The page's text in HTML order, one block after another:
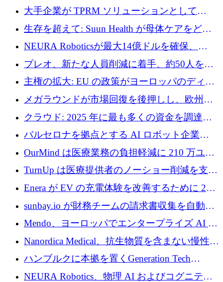
ドルを調達
大手企業が TPRM ソリューションとして
Vanta を選択する理由
生存を超えて: Suun Health が母体ケアをどの
ように再考しているか
NEURA Roboticsが最大14億ドルを確保、
Bending Spoonsが米国IPOを申請、英国首相が
4億ポンドのチップ計画を発表
プレオ、新たな人員削減に着手、約50人を解
雇
主権の拡大: EU の政策がヨーロッパのディー
プテック戦略をどのように再構築しているか
メガラウンドが市場回復を後押しし、欧州の
ハイテク資金調達は5月に105億ユーロに回復
クラウド: 2025 年に最も多くの資金を調達し
た 10 社
バルセロナを拠点とする AI ロボット企業
Theker が 8,500 万ドルを調達
OurMind は医療業務の負担軽減に 210 万ユー
ロを寄付
TurnUp は医療提供者のノーショー削減を支援
するために 200 万ユーロを調達
Enera が EV の充電体験を改善するために 200
万ドルを調達
sunbay.io が財務チームの請求書収集を自動化
するために 55 万ユーロを調達
Mendo、ヨーロッパでエンタープライズ AI 導
入を拡大するために 1,200 万ユーロを確保
Nanordica Medical、抗生物質を含まない慢性創
傷治療薬を市場に投入するために 160 万ユー
ロを調達
ハンブルクに本拠を置くGeneration Tech
Partnersが5,000万ユーロのAIロールアップファ
NEURA Robotics、物理 AI およびコグニティ